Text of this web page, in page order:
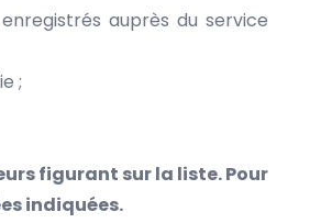
auprès du service
;
figurant sur la liste. Pour
indiquées.